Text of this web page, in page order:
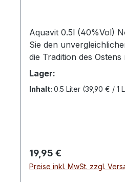
Aquavit 0.5l (40%Vol)
Sie den
die Tradition des
erstklassigen Aquavit.
meisterhaft
Gewürzen, verleiht
und Zitrusfrüchten
einem verlockenden
Lager:
Inhalt: 0.5 Liter (39,90 € / 1
Regulärer Preis:
19,95 €
Preise inkl. MwSt. zzgl.